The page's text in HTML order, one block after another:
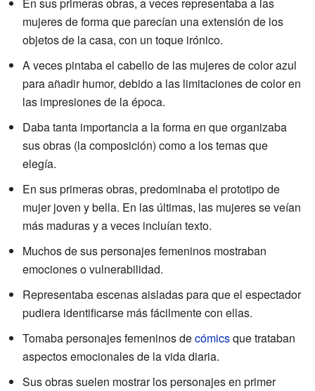
En sus primeras obras, a veces representaba a las
mujeres de forma que parecían una extensión de los
objetos de la casa, con un toque irónico.
A veces pintaba el cabello de las mujeres de color azul
para añadir humor, debido a las limitaciones de color en
las impresiones de la época.
Daba tanta importancia a la forma en que organizaba
sus obras (la composición) como a los temas que
elegía.
En sus primeras obras, predominaba el prototipo de
mujer joven y bella. En las últimas, las mujeres se veían
más maduras y a veces incluían texto.
Muchos de sus personajes femeninos mostraban
emociones o vulnerabilidad.
Representaba escenas aisladas para que el espectador
pudiera identificarse más fácilmente con ellas.
Tomaba personajes femeninos decómicsque trataban
aspectos emocionales de la vida diaria.
Sus obras suelen mostrar los personajes en primer